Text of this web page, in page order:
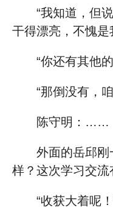
“我知道，但
干得漂亮，不愧是
“你还有其他
“那倒没有，
陈守明：……
外面的岳邱刚
样？这次学习交流
“收获大着呢